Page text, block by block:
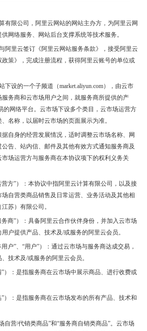
有限公司，阿里云网站的网站主办方，为阿里云网
网络服务、网站后台支撑系统等技术服务。
阿里云签订《阿里云网站服务条款》，接受阿里云
策》，完成注册流程，获得阿里云账号的单位或
下设的一个子频道（market.aliyun.com），由云市
务商和云市场用户之间，就服务商所提供的产
的网络平台。云市场下设多个类目，云市场运营方
名称，以届时云市场的页面展示为准。
自身的经营发展情况，适时调整云市场名称、网
告、站内信、邮件及其他有效方式通知服务商及
场运营方与服务商在本协议项下的权利义务关
营方”）：本协议中指阿里云计算有限公司，以及接
自营类商品销售及日常运营、业务活动及其他相
苏）有限公司。
商”）：具备阿里云合作伙伴身份，并加入云市场
户提供产品、技术及/或服务的阿里云会员。
户”、“用户”）：通过云市场与服务商达成交易，
技术及/或服务的阿里云会员。
”）：是指服务商在云市场中展示商品、进行收费或
）：是指服务商在云市场发布的所有产品、技术和
自营/代销类商品”和“服务商自销类商品”。云市场